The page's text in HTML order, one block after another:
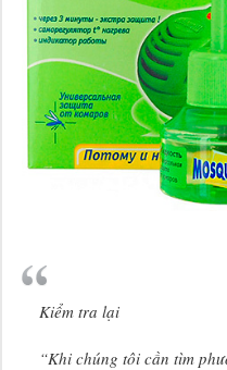
Kiểm tra lại
“Khi chúng tôi cần tìm